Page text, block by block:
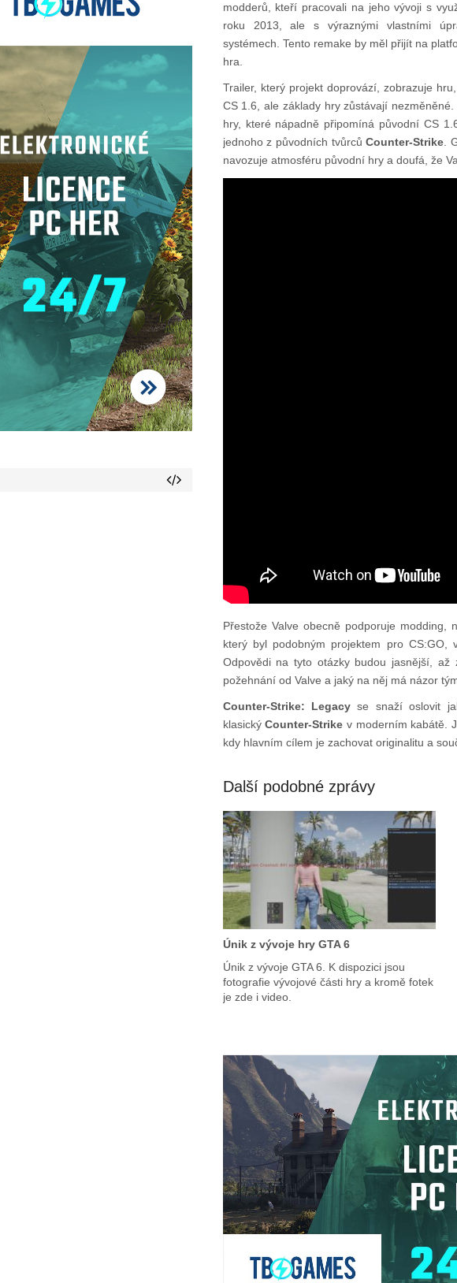
modderů, kteří pracovali na jeho vývoji s
roku 2013, ale s výraznými vlastními
systémech. Tento remake by měl přijít na
hra.
Trailer, který projekt doprovází, zobrazuje
CS 1.6, ale základy hry zůstávají
hry, které nápadně připomíná původní CS
jednoho z původních tvůrcůCounter-Strike .
navozuje atmosféru původní hry a doufá, že
Přestože Valve obecně podporuje modding,
který byl podobným projektem pro CS:GO,
Odpovědi na tyto otázky budou jasnější,
požehnání od Valve a jaký na něj má názor
Counter-Strike: Legacy se snaží oslovit
klasickýCounter-Strike v moderním kabátě.
kdy hlavním cílem je zachovat originalitu a
Další podobné zprávy
Únik z vývoje hry GTA 6
Únik z vývoje GTA 6. K dispozici jsou
fotografie vývojové části hry a kromě fotek
je zde i video.